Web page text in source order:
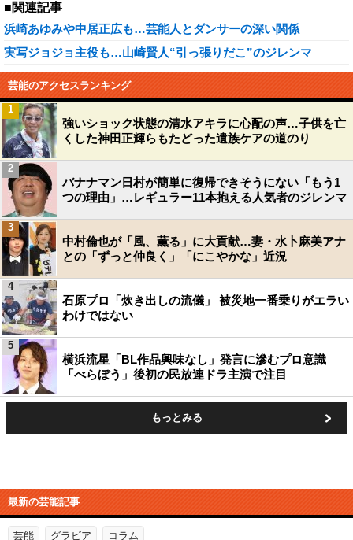
■関連記事
浜崎あゆみや中居正広も…芸能人とダンサーの深い関係
実写ジョジョ主役も…山崎賢人“引っ張りだこ”のジレンマ
芸能のアクセスランキング
強いショック状態の清水アキラに心配の声…子供を亡
くした神田正輝らもたどった遺族ケアの道のり
1
バナナマン日村が簡単に復帰できそうにない「もう1
つの理由」…レギュラー11本抱える人気者のジレンマ
2
中村倫也が「風、薫る」に大貢献…妻・水卜麻美アナ
との「ずっと仲良く」「にこやかな」近況
3
石原プロ「炊き出しの流儀」 被災地一番乗りがエラい
わけではない
4
横浜流星「BL作品興味なし」発言に滲むプロ意識
「べらぼう」後初の民放連ドラ主演で注目
5
もっとみる
最新の芸能記事
芸能 グラビア コラム